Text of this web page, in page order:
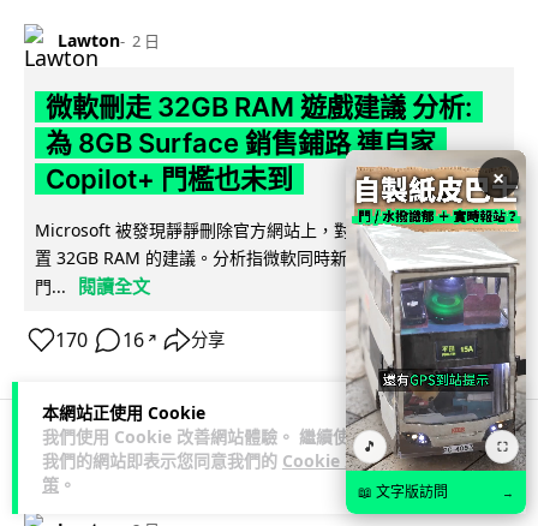
本網站正使用 Cookie
我們使用 Cookie 改善網站體驗。 繼續使用
我們的網站即表示您同意我們的 Cookie 政
策 。
Lawton 2 日
微軟刪走 32GB RAM 遊戲建議 分析:
為 8GB Surface 銷售鋪路 連自家
Copilot+ 門檻也未到
Microsoft 被發現靜靜刪除官方網站上，對遊戲玩家要為電腦配
置 32GB RAM 的建議。分析指微軟同時新推出的 8GB RAM 入
門...
閱讀全文
170 16 ↗ 分享
科技娛樂 影視娛樂
×
🎵 ⛶
📖 文字版訪問 →